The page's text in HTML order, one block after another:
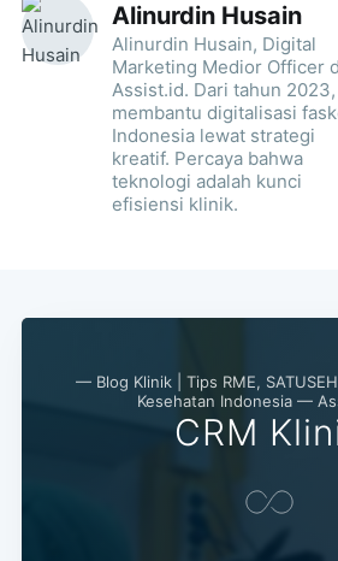
Alinurdin Husain
Alinurdin Husain, Digital
Marketing Medior Officer
Assist.id. Dari tahun 2023,
membantu digitalisasi
Indonesia lewat strategi
kreatif. Percaya bahwa
teknologi adalah kunci
efisiensi klinik.
— Blog Klinik | Tips RME,
Kesehatan Indonesia —
CRM